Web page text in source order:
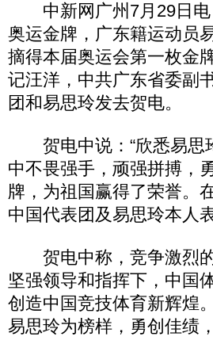
中新网广州7月29日电
奥运金牌，广东籍运动员
摘得本届奥运会第一枚金
记汪洋，中共广东省委副
团和易思玲发去贺电。
贺电中说：“欣悉易思
中不畏强手，顽强拼搏，
牌，为祖国赢得了荣誉。
中国代表团及易思玲本人
贺电中称，竞争激烈的
坚强领导和指挥下，中国
创造中国竞技体育新辉煌
易思玲为榜样，勇创佳绩